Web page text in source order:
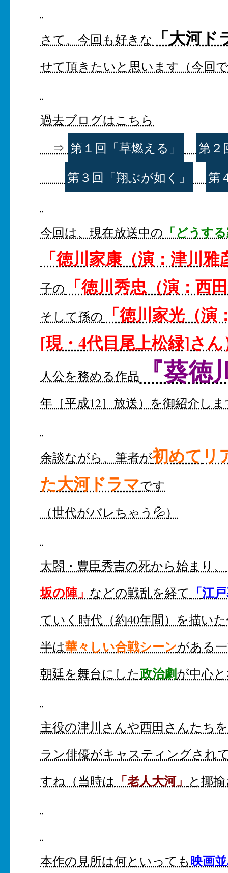
さて、今回も好きな 「大河
せて頂きたいと思います（今回
過去ブログはこちら
⇒ 第１回「草燃える」
第２
第３回「翔ぶが如く」
第
今回は、現在放送中の 「どうす
「徳川家康（演：津川
子の 「徳川秀忠（演：西
そして孫の
「徳川家光（
[現・4代目尾上松緑]さ
人公を務める作品 『葵
年［平成12］放送）を御紹介し
余談ながら、筆者が初めて リ
た大河ドラマです
（世代がバレちゃう💦）
太閤・豊臣秀吉の死から始まり、
坂の陣」 などの戦乱を経て 「江
ていく時代（約40年間）を描い
半は華々しい合戦シーンがある
朝廷を舞台にした政治劇が中心
主役の津川さんや西田さんたち
ラン俳優がキャスティングされ
すね（当時は 「老人大河」 と揶
本作の見所は何といっても映画